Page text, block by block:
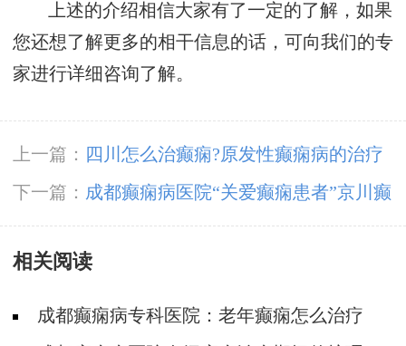
上述的介绍相信大家有了一定的了解，如果
您还想了解更多的相干信息的话，可向我们的专
家进行详细咨询了解。
上一篇：
四川怎么治癫痫?原发性癫痫病的治疗
方法有哪些?
下一篇： 成都癫痫病医院“关爱癫痫患者”京川癫
痫专家联合会诊第一天！
相关阅读
成都癫痫病专科医院：老年癫痫怎么治疗